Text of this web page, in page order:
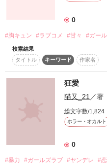
作品
0
#胸キュン #ラブコメ #甘々 #ガー
検索結果
タイトル
キーワード 作家名
狂愛
猫又_21 ／著
総文字数/1,824
ホラー・オカルト
0
#暴力 #ガールズラブ #ヤンデレ #